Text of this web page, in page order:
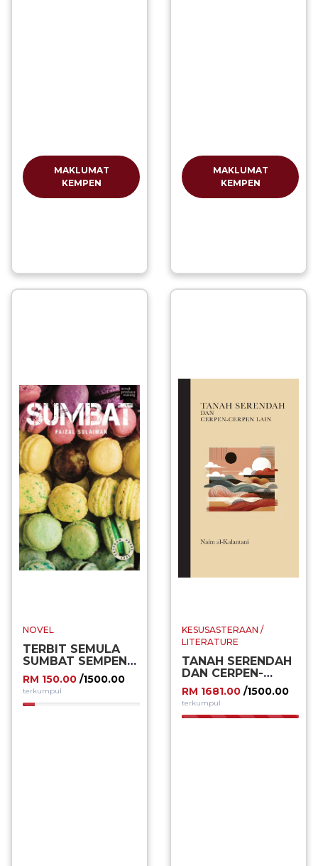
MAKLUMAT
KEMPEN
MAKLUMAT
KEMPEN
NOVEL
TERBIT SEMULA
SUMBAT SEMPENA
PBAKL 2024
RM 150.00 /1500.00
terkumpul
10.00%
KESUSASTERAAN /
LITERATURE
TANAH SERENDAH
DAN CERPEN-
CERPEN LAIN
RM 1681.00 /1500.00
terkumpul
100.00%